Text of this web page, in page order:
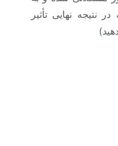
نتیجه نهایی تأثیر